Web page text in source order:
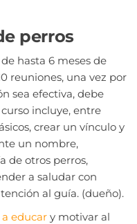
perros
hasta 6 meses de
reuniones, una vez por
sea efectiva, debe
incluye, entre
crear un vínculo y
un nombre,
de otros perros,
a saludar con
al guía. (dueño).
educar y motivar al